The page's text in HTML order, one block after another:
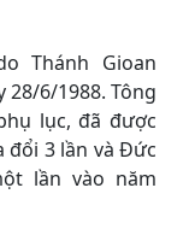
Thánh Gioan
28/6/1988. Tông
lục, đã được
đổi 3 lần và Đức
lần vào năm